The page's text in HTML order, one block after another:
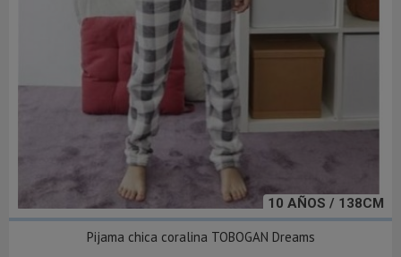
10 AÑOS / 138CM
Pijama chica coralina TOBOGAN Dreams